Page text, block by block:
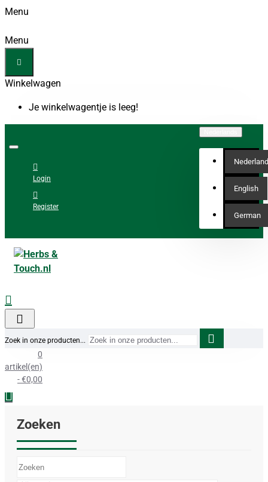
Menu
Menu
Winkelwagen
Je winkelwagentje is leeg!
Login
Register
English
German
Zoek in onze producten...
0
artikel(en)
- €0,00
Zoeken